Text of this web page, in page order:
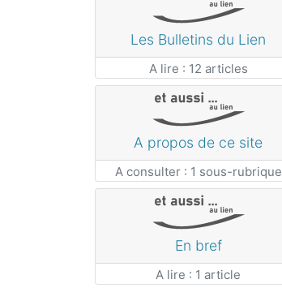
Les Bulletins du Lien
A lire : 12 articles
A propos de ce site
A consulter : 1 sous-rubrique
En bref
A lire : 1 article